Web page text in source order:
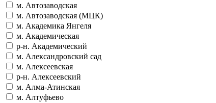
м. Автозаводская
м. Автозаводская (МЦК)
м. Академика Янгеля
м. Академическая
р-н. Академический
м. Александровский сад
м. Алексеевская
р-н. Алексеевский
м. Алма-Атинская
м. Алтуфьево